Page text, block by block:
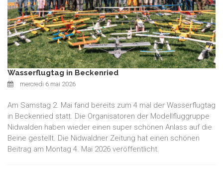
Wasserflugtag in Beckenried
mercredi 6 mai 2026
Am Samstag 2. Mai fand bereits zum 4 mal der Wasserflugtag
in Beckenried statt. Die Organisatoren der Modellfluggruppe
Nidwalden haben wieder einen super schönen Anlass auf die
Beine gestellt. Die Nidwaldner Zeitung hat einen schönen
Beitrag am Montag 4. Mai 2026 veröffentlicht.